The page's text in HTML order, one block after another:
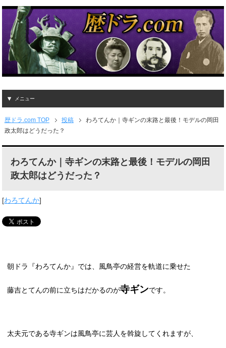
メニュー
歴ドラ.com TOP 投稿
わろてんか｜寺ギンの末路と最後！モデルの岡田
政太郎はどうだった？
わろてんか｜寺ギンの末路と最後！モデルの岡田
政太郎はどうだった？
[わろてんか]
朝ドラ『わろてんか』では、風鳥亭の経営を軌道に乗せた
藤吉とてんの前に立ちはだかるのが寺ギンです。
太夫元である寺ギンは風鳥亭に芸人を斡旋してくれますが、